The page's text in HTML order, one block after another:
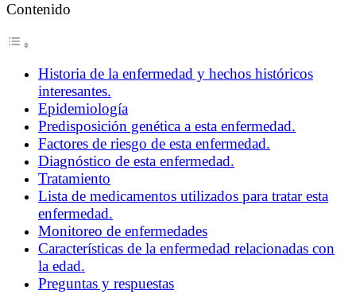
Contenido
Historia de la enfermedad y hechos históricos
interesantes.
Epidemiología
Predisposición genética a esta enfermedad.
Factores de riesgo de esta enfermedad.
Diagnóstico de esta enfermedad.
Tratamiento
Lista de medicamentos utilizados para tratar esta
enfermedad.
Monitoreo de enfermedades
Características de la enfermedad relacionadas con
la edad.
Preguntas y respuestas